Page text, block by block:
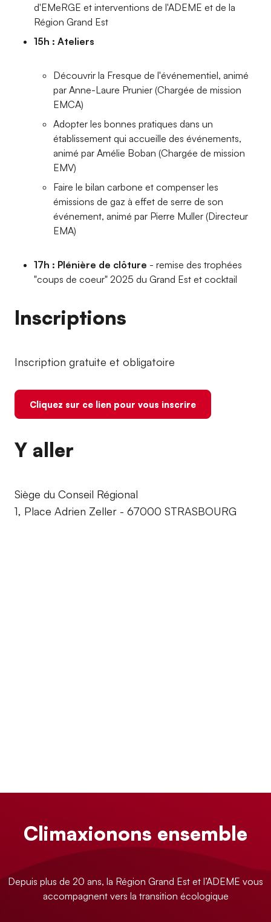
d'EMeRGE et interventions de l'ADEME et de la
Région Grand Est
15h : Ateliers
Découvrir la Fresque de l'événementiel, animé
par Anne-Laure Prunier (Chargée de mission
EMCA)
Adopter les bonnes pratiques dans un
établissement qui accueille des événements,
animé par Amélie Boban (Chargée de mission
EMV)
Faire le bilan carbone et compenser les
émissions de gaz à effet de serre de son
événement, animé par Pierre Muller (Directeur
EMA)
17h : Plénière de clôture - remise des trophées
"coups de coeur" 2025 du Grand Est et cocktail
Inscriptions
Inscription gratuite et obligatoire
Cliquez sur ce lien pour vous inscrire
Y aller
Siège du Conseil Régional
1, Place Adrien Zeller - 67000 STRASBOURG
Climaxionons ensemble
Depuis plus de 20 ans, la Région Grand Est et l’ADEME vous
accompagnent vers la transition écologique